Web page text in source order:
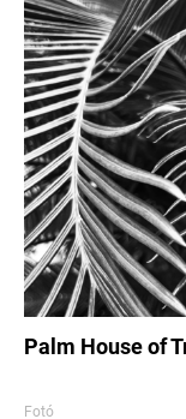
Palm House of
Fotó